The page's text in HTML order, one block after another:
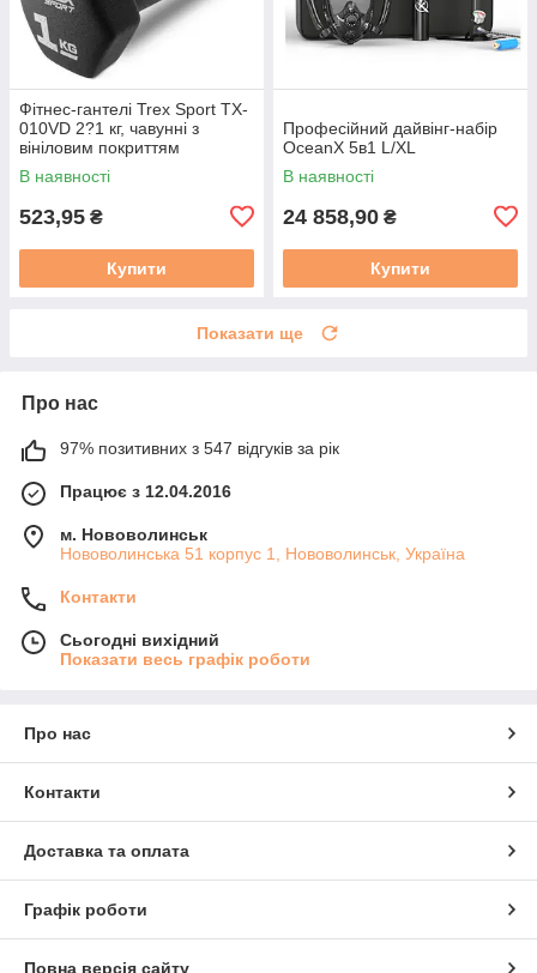
Фітнес-гантелі Trex Sport TX-
010VD 2?1 кг, чавунні з
вініловим покриттям
В наявності
523,95 ₴
Купити
Професійний дайвінг-набір
OceanX 5в1 L/XL
В наявності
24 858,90 ₴
Купити
Показати ще
Про нас
97% позитивних з 547 відгуків за рік
Працює з 12.04.2016
м. Нововолинськ
Нововолинська 51 корпус 1, Нововолинськ, Україна
Контакти
Сьогодні вихідний
Показати весь графік роботи
Про нас
Контакти
Доставка та оплата
Графік роботи
Повна версія сайту